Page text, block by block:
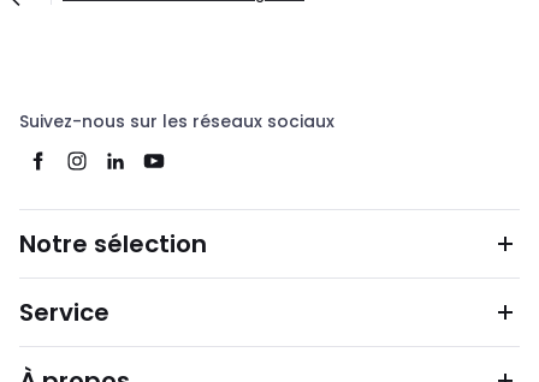
Suivez-nous sur les réseaux sociaux
Notre sélection
Service